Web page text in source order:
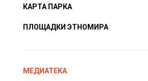
КАРТА ПАРКА
ПЛОЩАДКИ ЭТНОМИРА
МЕДИАТЕКА